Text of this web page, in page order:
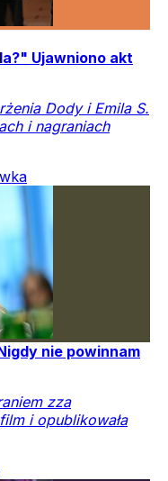
Ujawniono akt
Dody i Emila S.
i nagraniach
nie powinnam
zza
i opublikowała